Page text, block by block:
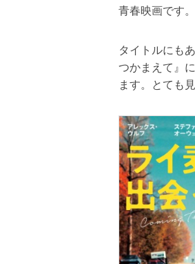
青春映画です。
タイトルにも
つかまえて』
ます。とても